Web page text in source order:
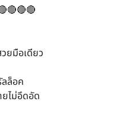
ยมือเดียว
ลล็อค
ยไม่อึดอัด